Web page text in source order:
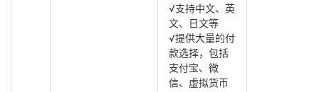
√支持中文、英
文、日文等
√提供大量的付
款选择，包括
支付宝、微
信、虚拟货币